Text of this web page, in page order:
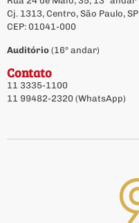
Cj. 1313, Centro, São Paulo, SP
CEP: 01041-000
Auditório (16º andar)
Contato
11 3335-1100
11 99482-2320 (WhatsApp)